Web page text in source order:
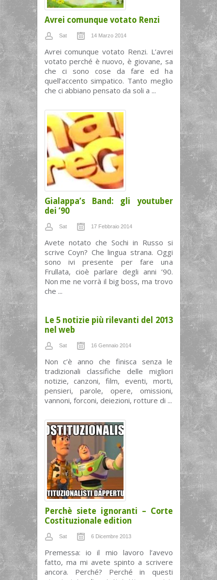
Avrei comunque votato Renzi
Sat 14 Marzo 2014
Avrei comunque votato Renzi. L’avrei
votato perché è nuovo, è giovane, sa
che ci sono cose da fare ed ha
quell’accento simpatico. Tanto meglio
che ci abbiano pensato da soli a ...
Gialappa’s Band: gli youtuber
dei ’90
Sat 17 Febbraio 2014
Avete notato che Sochi in Russo si
scrive Coyn? Che lingua strana. Oggi
sono ivi presente per fare una
Frullata, cioè parlare degli anni ’90.
Non me ne vorrà il big boss, ma trovo
che ...
Le 5 notizie più rilevanti del 2013
nel web
Sat 16 Gennaio 2014
Non c’è anno che finisca senza le
tradizionali classifiche delle migliori
notizie, canzoni, film, eventi, morti,
pensieri, parole, opere, omissioni,
vannoni, forconi, deiezioni, rotture di ...
Perchè siete ignoranti – Corte
Costituzionale edition
Sat 6 Dicembre 2013
Premessa: io il mio lavoro l’avevo
fatto, ma mi avete spinto a scrivere
ancora. Perché? Perché in questi